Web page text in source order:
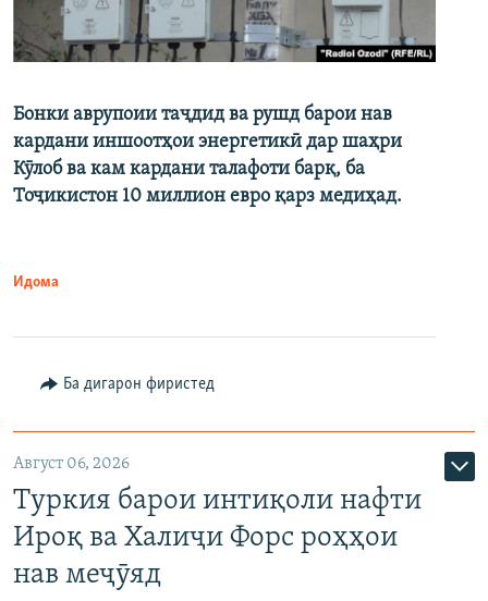
Бонки аврупоии таҷдид ва рушд барои нав
кардани иншоотҳои энергетикӣ дар шаҳри
Кӯлоб ва кам кардани талафоти барқ, ба
Тоҷикистон 10 миллион евро қарз медиҳад.
Идома
Ба дигарон фиристед
Август 06, 2026
Туркия барои интиқоли нафти
Ироқ ва Халиҷи Форс роҳҳои
нав меҷӯяд